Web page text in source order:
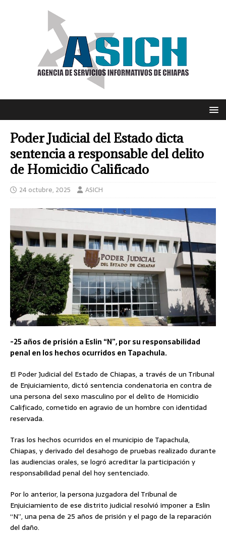
Poder Judicial del Estado dicta
sentencia a responsable del delito
de Homicidio Calificado
24 octubre, 2025 ASICH
-25 años de prisión a Eslin “N”, por su responsabilidad
penal en los hechos ocurridos en Tapachula.
El Poder Judicial del Estado de Chiapas, a través de un Tribunal
de Enjuiciamiento, dictó sentencia condenatoria en contra de
una persona del sexo masculino por el delito de Homicidio
Calificado, cometido en agravio de un hombre con identidad
reservada.
Tras los hechos ocurridos en el municipio de Tapachula,
Chiapas, y derivado del desahogo de pruebas realizado durante
las audiencias orales, se logró acreditar la participación y
responsabilidad penal del hoy sentenciado.
Por lo anterior, la persona juzgadora del Tribunal de
Enjuiciamiento de ese distrito judicial resolvió imponer a Eslin
“N”, una pena de 25 años de prisión y el pago de la reparación
del daño.